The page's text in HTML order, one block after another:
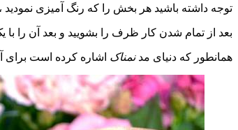
توجه داشته باشید هر بخش را که رنگ آمیزی
بعد از تمام شدن کار ظرف را بشویید و بعد آن را
همانطور که دنیای مدنمناک اشاره کرده است